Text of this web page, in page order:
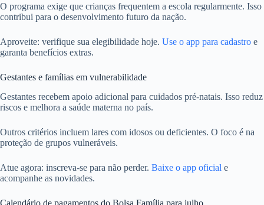
O programa exige que crianças frequentem a escola regularmente. Isso
contribui para o desenvolvimento futuro da nação.
Aproveite: verifique sua elegibilidade hoje. Use o app para cadastro e
garanta benefícios extras.
Gestantes e famílias em vulnerabilidade
Gestantes recebem apoio adicional para cuidados pré-natais. Isso reduz
riscos e melhora a saúde materna no país.
Outros critérios incluem lares com idosos ou deficientes. O foco é na
proteção de grupos vulneráveis.
Atue agora: inscreva-se para não perder. Baixe o app oficial e
acompanhe as novidades.
Calendário de pagamentos do Bolsa Família para julho